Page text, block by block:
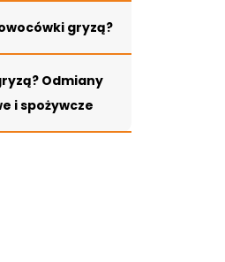
gryzą?
Odmiany
i spożywcze